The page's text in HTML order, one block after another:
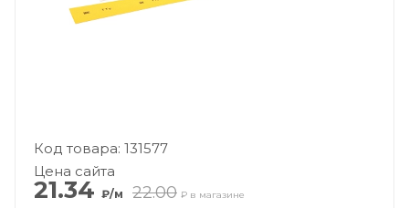
Код товара: 131577
Цена сайта
21.34 ₽/м 22.00 ₽ в магазине